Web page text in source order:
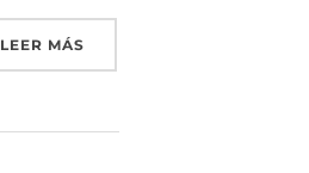
LEER MÁS«EL VII CÓNCLAVE DE